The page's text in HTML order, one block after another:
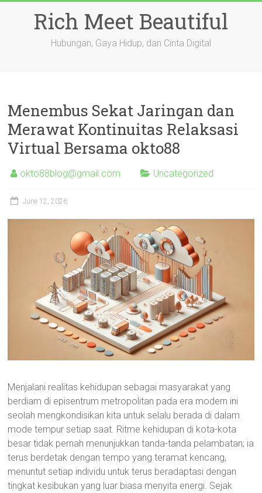
Rich Meet Beautiful
Hubungan, Gaya Hidup, dan Cinta Digital
Menembus Sekat Jaringan dan
Merawat Kontinuitas Relaksasi
Virtual Bersama okto88
okto88blog@gmail.com Uncategorized
June 12, 2026
Menjalani realitas kehidupan sebagai masyarakat yang
berdiam di episentrum metropolitan pada era modern ini
seolah mengkondisikan kita untuk selalu berada di dalam
mode tempur setiap saat. Ritme kehidupan di kota-kota
besar tidak pernah menunjukkan tanda-tanda pelambatan; ia
terus berdetak dengan tempo yang teramat kencang,
menuntut setiap individu untuk terus beradaptasi dengan
tingkat kesibukan yang luar biasa menyita energi. Sejak